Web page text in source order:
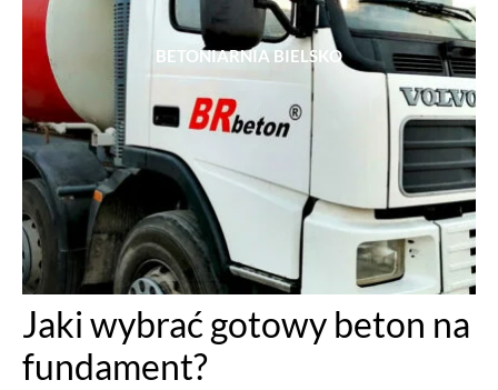
BETONIARNIA BIELSKO
Jaki wybrać gotowy beton na
fundament?